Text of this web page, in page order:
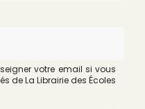
votre email si vous
de La Librairie des Écoles